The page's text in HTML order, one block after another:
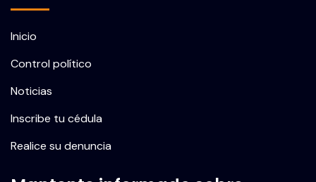
Inicio
Control político
Noticias
Inscribe tu cédula
Realice su denuncia